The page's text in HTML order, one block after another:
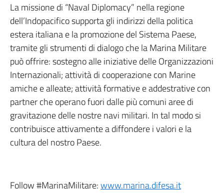
La missione di “Naval Diplomacy” nella regione
dell’Indopacifico supporta gli indirizzi della politica
estera italiana e la promozione del Sistema Paese,
tramite gli strumenti di dialogo che la Marina Militare
può offrire: sostegno alle iniziative delle Organizzazioni
Internazionali; attività di cooperazione con Marine
amiche e alleate; attività formative e addestrative con
partner che operano fuori dalle più comuni aree di
gravitazione delle nostre navi militari. In tal modo si
contribuisce attivamente a diffondere i valori e la
cultura del nostro Paese.
Follow #MarinaMilitare:www.marina.difesa.it